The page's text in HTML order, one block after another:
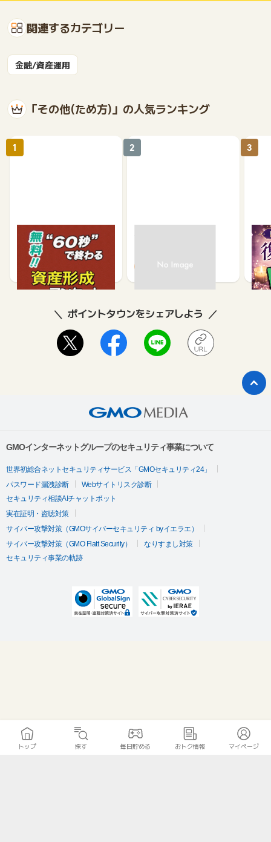
関連するカテゴリー
金融/資産運用
「その他(ため方)」の人気ランキング
【無料・60秒で終わる】
資産形成に関するアンケ
ート540
1
64
2
復
ケー
3
ポイントタウンをシェアしよう
GMOインターネットグループのセキュリティ事業について
世界初総合ネットセキュリティサービス「GMOセキュリティ24」
パスワード漏洩診断
Webサイトリスク診断
セキュリティ相談AIチャットボット
実在証明・盗聴対策
サイバー攻撃対策（GMOサイバーセキュリティ byイエラエ）
サイバー攻撃対策（GMO Flatt Security）
なりすまし対策
セキュリティ事業の軌跡
トップ 探す 毎日貯める おトク情報 マイページ